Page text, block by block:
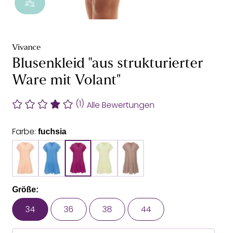
Vivance
Blusenkleid "aus strukturierter
Ware mit Volant"
(1) Alle Bewertungen
Farbe: fuchsia
Größe:
34 36 38 44